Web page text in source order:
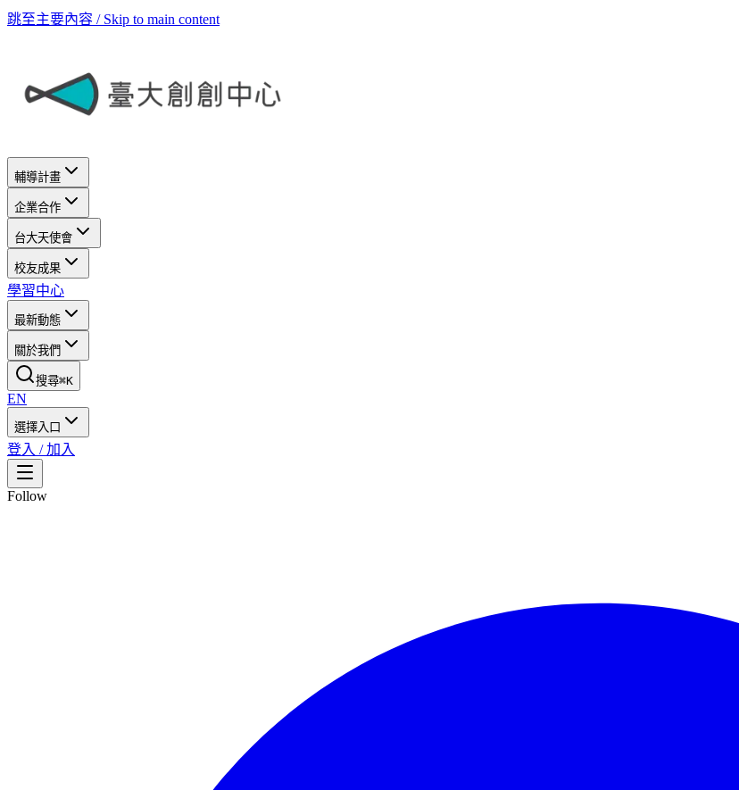
跳至主要內容 / Skip to main content
輔導計畫
企業合作
台大天使會
校友成果
學習中心
最新動態
關於我們
搜尋⌘K
EN
選擇入口
登入 / 加入
Follow